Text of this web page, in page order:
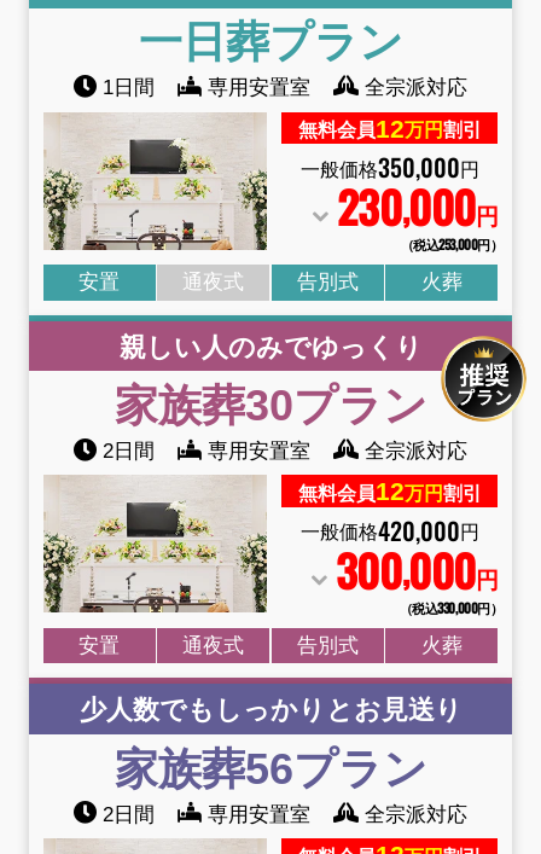
一日葬プラン
1日間 専用安置室 全宗派対応
無料会員12万円割引
一般価格350,000円
230,000円
（税込253,000円）
安置 通夜式 告別式 火葬
親しい人のみでゆっくり
家族葬30プラン
2日間 専用安置室 全宗派対応
無料会員12万円割引
一般価格420,000円
300,000円
（税込330,000円）
安置 通夜式 告別式 火葬
少人数でもしっかりとお見送り
家族葬56プラン
2日間 専用安置室 全宗派対応